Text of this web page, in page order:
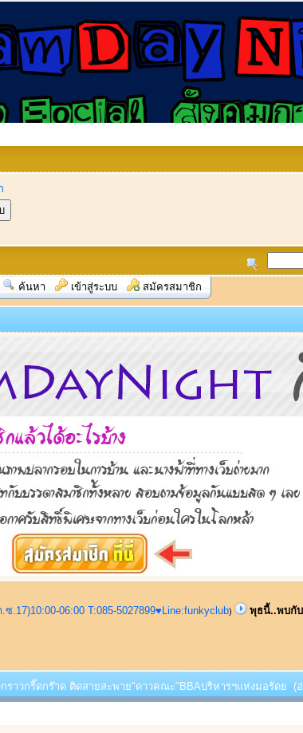
ค้นหา เข้าสู่ระบบ สมัครสมาชิก
ซ.17)10:00-06:00 T:085-5027899♥Line:funkyclub)
พุธนี้..พบกับ
ราวกรี๊ดกร๊าด ติดสายสะพาย"ดาวคณะ"BBAบริหารฯแห่งมอรัดย (อ่